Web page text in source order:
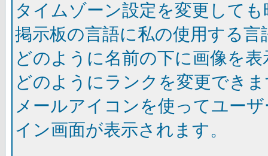
タイムゾーン設定を変更して
掲示板の言語に私の使用する
どのように名前の下に画像を
どのようにランクを変更でき
メールアイコンを使ってユー
イン画面が表示されます。